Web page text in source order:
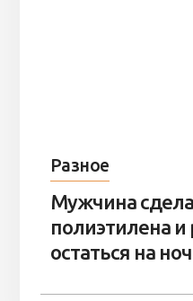
Разное
Мужчина
полиэтилена
остаться на